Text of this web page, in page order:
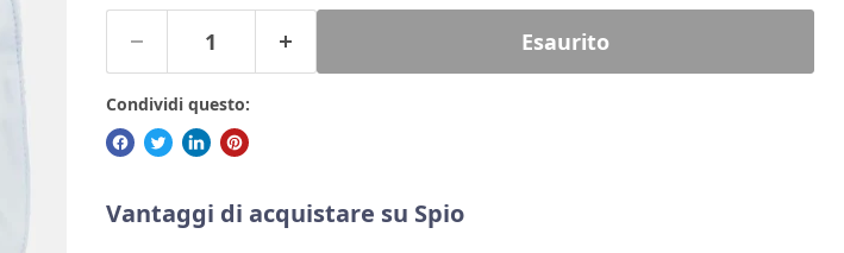
Esaurito
Condividi questo:
Vantaggi di acquistare su Spio